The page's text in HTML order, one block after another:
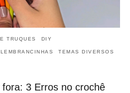
TRUQUES DIY
TEMAS DIVERSOS
3 Erros no crochê